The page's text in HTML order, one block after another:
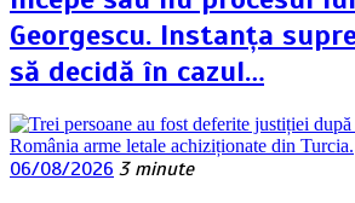
Georgescu. Instanța
să decidă în cazul…
06/08/2026 3 minute